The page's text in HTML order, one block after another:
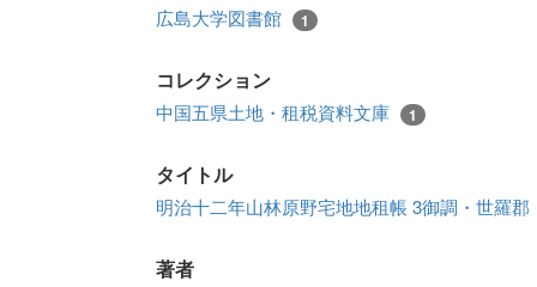
広島大学図書館 1
コレクション
中国五県土地・租税資料文庫 1
タイトル
明治十二年山林原野宅地地租帳 3御調・世羅郡
著者